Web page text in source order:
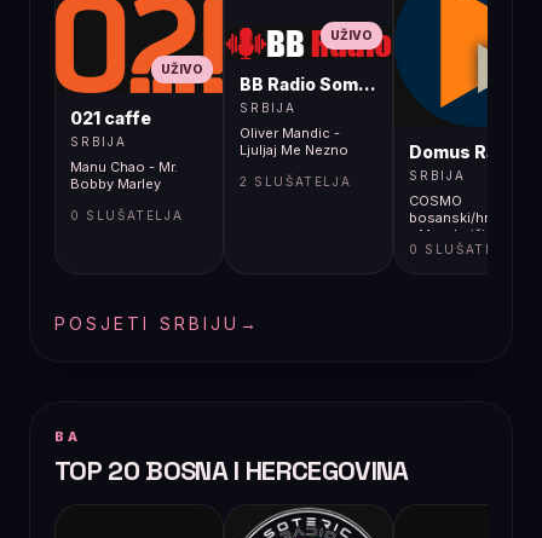
UŽIVO
021 caffe
SRBIJA
Manu Chao - Mr.
Bobby Marley
0 SLUŠATELJA
UŽIVO
BB Radio Sombor
SRBIJA
Oliver Mandic -
Ljuljaj Me Nezno
2 SLUŠATELJA
Domus Radio
SRBIJA
COSMO
bosanski/hrvatski/
- Max Juričić,
legenda s otoka -
0 SLUŠATELJA
POSJETI SRBIJU →
BA
TOP 20 BOSNA I HERCEGOVINA